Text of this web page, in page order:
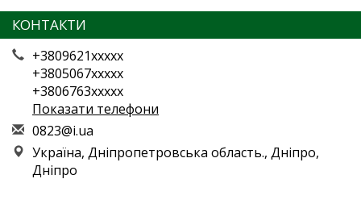
КОНТАКТИ
+3809621xxxxx
+3805067xxxxx
+3806763xxxxx
Показати телефони
0823@i.ua
Україна, Дніпропетровська область., Дніпро,
Дніпро